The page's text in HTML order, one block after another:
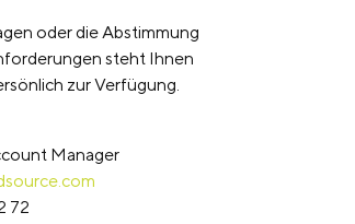
oder die Abstimmung
steht Ihnen
zur Verfügung.
Manager
72